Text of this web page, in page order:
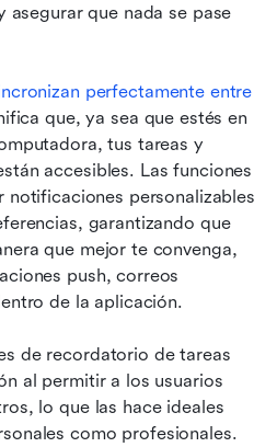
asegurar que nada se pase
perfectamente entre
que, ya sea que estés en
tus tareas y
accesibles. Las funciones
notificaciones personalizables
garantizando que
que mejor te convenga,
push, correos
de la aplicación.
de recordatorio de tareas
lo que las hace ideales
como profesionales.